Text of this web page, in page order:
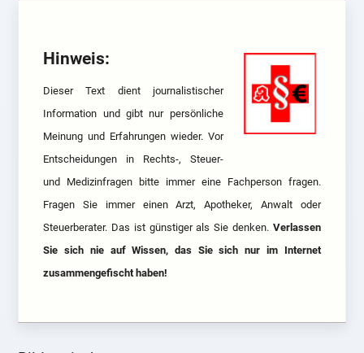
Hinweis:
Dieser Text dient journalistischer
Information und gibt nur persönliche
Meinung und Erfahrungen wieder. Vor
Entscheidungen in Rechts-, Steuer-
und Medizinfragen bitte immer eine Fachperson fragen.
Fragen Sie immer einen Arzt, Apotheker, Anwalt oder
Steuerberater. Das ist günstiger als Sie denken. Verlassen
Sie sich nie auf Wissen, das Sie sich nur im Internet
zusammengefischt haben!